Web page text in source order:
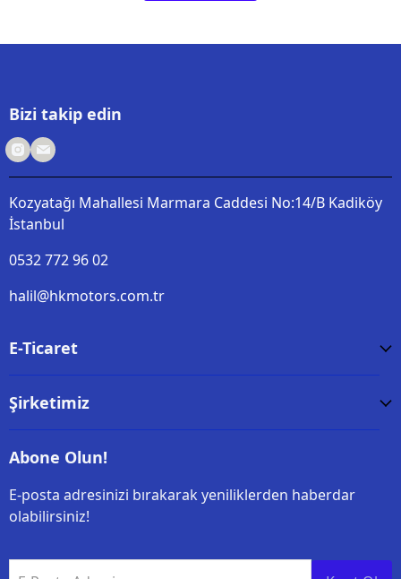
Bizi takip edin
Kozyatağı Mahallesi Marmara Caddesi No:14/B Kadiköy
İstanbul
0532 772 96 02
halil@hkmotors.com.tr
E-Ticaret
Şirketimiz
Abone Olun!
E-posta adresinizi bırakarak yeniliklerden haberdar
olabilirsiniz!